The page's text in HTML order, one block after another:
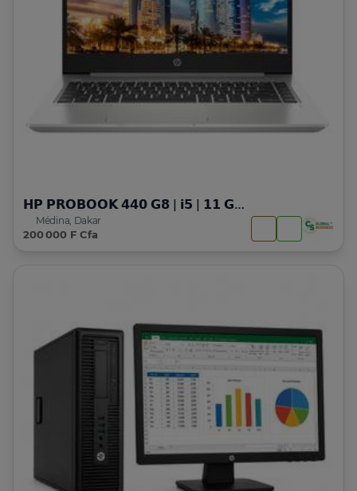
𝗛𝗣 𝗣𝗥𝗢𝗕𝗢𝗢𝗞 𝟰𝟰𝟬 𝗚𝟴 | 𝗶𝟱 | 𝟭𝟭 𝗚𝗘𝗡
Médina, Dakar
200 000 F Cfa